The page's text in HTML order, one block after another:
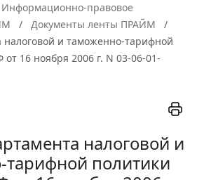
Информационно-правовое
Документы ленты ПРАЙМ
и таможенно-тарифной
16 ноября 2006 г. N 03-06-01-
налоговой и
политики